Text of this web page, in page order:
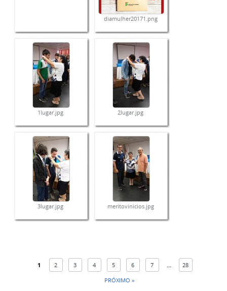
diamulher20171.png
1lugar.jpg 2lugar.jpg
3lugar.jpg meritovinicios.jpg
1 2 3 4 5 6 7 ...
28
PRÓXIMO »